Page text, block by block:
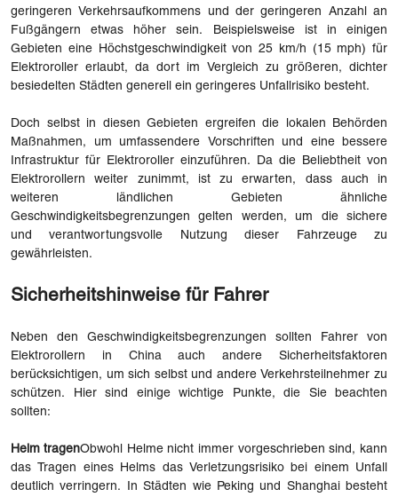
geringeren Verkehrsaufkommens und der geringeren Anzahl an
Fußgängern etwas höher sein. Beispielsweise ist in einigen
Gebieten eine Höchstgeschwindigkeit von 25 km/h (15 mph) für
Elektroroller erlaubt, da dort im Vergleich zu größeren, dichter
besiedelten Städten generell ein geringeres Unfallrisiko besteht.
Doch selbst in diesen Gebieten ergreifen die lokalen Behörden
Maßnahmen, um umfassendere Vorschriften und eine bessere
Infrastruktur für Elektroroller einzuführen. Da die Beliebtheit von
Elektrorollern weiter zunimmt, ist zu erwarten, dass auch in
weiteren ländlichen Gebieten ähnliche
Geschwindigkeitsbegrenzungen gelten werden, um die sichere
und verantwortungsvolle Nutzung dieser Fahrzeuge zu
gewährleisten.
Sicherheitshinweise für Fahrer
Neben den Geschwindigkeitsbegrenzungen sollten Fahrer von
Elektrorollern in China auch andere Sicherheitsfaktoren
berücksichtigen, um sich selbst und andere Verkehrsteilnehmer zu
schützen. Hier sind einige wichtige Punkte, die Sie beachten
sollten:
Helm tragenObwohl Helme nicht immer vorgeschrieben sind, kann
das Tragen eines Helms das Verletzungsrisiko bei einem Unfall
deutlich verringern. In Städten wie Peking und Shanghai besteht